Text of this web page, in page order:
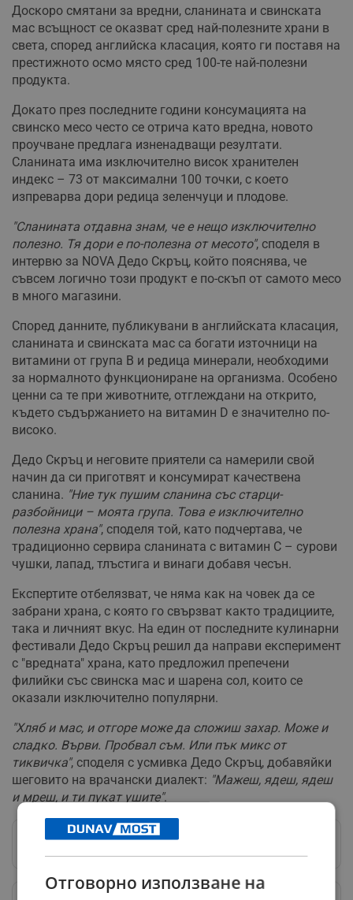
Доскоро смятани за вредни, сланината и свинската
мас всъщност се оказват сред най-полезните храни в
света, според английска класация, която ги поставя на
престижното осмо място сред 100-те най-полезни
продукта.
Докато през последните години консумацията на
свинско месо често се отрича като вредна, новото
проучване предлага изненадващи резултати.
Сланината има изключително висок хранителен
индекс – 73 от максимални 100 точки, с което
изпреварва дори редица зеленчуци и плодове.
"Сланината отдавна знам, че е нещо изключително
полезно. Тя дори е по-полезна от месото", споделя в
интервю за NOVA Дедо Скръц, който пояснява, че
съвсем логично този продукт е по-скъп от самото месо
в много магазини.
Според данните, публикувани в английската класация,
сланината и свинската мас са богати източници на
витамини от група В и редица минерали, необходими
за нормалното функциониране на организма. Особено
ценни са те при животните, отглеждани на открито,
където съдържанието на витамин D е значително по-
високо.
Дедо Скръц и неговите приятели са намерили свой
начин да си приготвят и консумират качествена
сланина. "Ние тук пушим сланина със старци-
разбойници – моята група. Това е изключително
полезна храна", споделя той, като подчертава, че
традиционно сервира сланината с витамин С – сурови
чушки, лапад, тлъстига и винаги добавя чесън.
Експертите отбелязват, че няма как на човек да се
забрани храна, с която го свързват както традициите,
така и личният вкус. На един от последните кулинарни
фестивали Дедо Скръц решил да направи експеримент
с "вредната" храна, като предложил препечени
филийки със свинска мас и шарена сол, които се
оказали изключително популярни.
"Хляб и мас, и отгоре може да сложиш захар. Може и
сладко. Върви. Пробвал съм. Или пък микс от
тиквичка", споделя с усмивка Дедо Скръц, добавяйки
шеговито на врачански диалект: "Мажеш, ядеш, ядеш
и мреш, и ти пукат ушите".
Следвай ни в Google News
Отговорно използване на